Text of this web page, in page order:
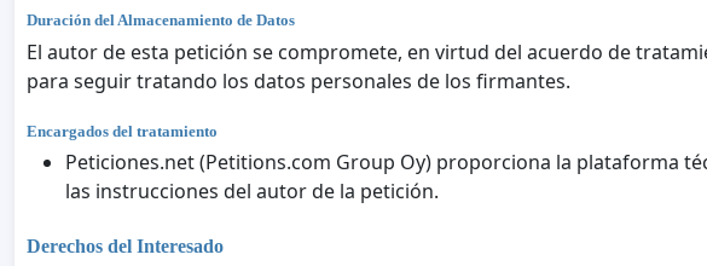
Duración del Almacenamiento de Datos
El autor de esta petición se compromete, en virtud del acuerdo de
para seguir tratando los datos personales de los firmantes.
Encargados del tratamiento
Peticiones.net (Petitions.com Group Oy) proporciona la plataforma
las instrucciones del autor de la petición.
Derechos del Interesado